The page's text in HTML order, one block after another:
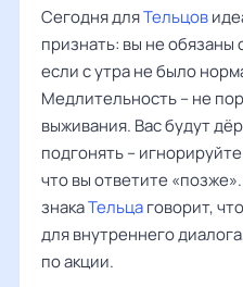
Сегодня дляТельцов
признать: вы не обязаны
если с утра не было
Медлительность – не
выживания. Вас будут
подгонять –
что вы ответите
знакаТельцаговорит,
для внутреннего
по акции.